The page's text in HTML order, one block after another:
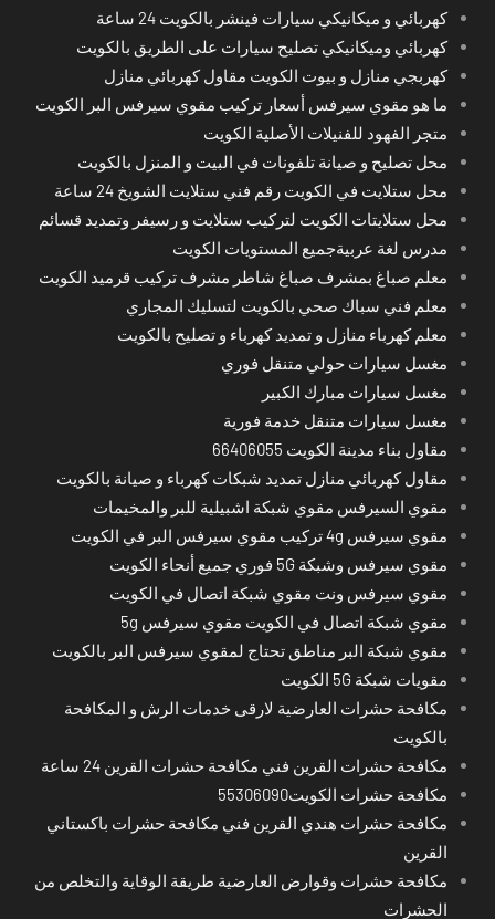
كهربائي و ميكانيكي سيارات فينشر بالكويت 24 ساعة
كهربائي وميكانيكي تصليح سيارات على الطريق بالكويت
كهربجي منازل و بيوت الكويت مقاول كهربائي منازل
ما هو مقوي سيرفس أسعار تركيب مقوي سيرفس البر الكويت
متجر الفهود للفنيلات الأصلية الكويت
محل تصليح و صيانة تلفونات في البيت و المنزل بالكويت
محل ستلايت في الكويت رقم فني ستلايت الشويخ 24 ساعة
محل ستلايتات الكويت لتركيب ستلايت و رسيفر وتمديد قسائم
مدرس لغة عربيةجميع المستويات الكويت
معلم صباغ بمشرف صباغ شاطر مشرف تركيب قرميد الكويت
معلم فني سباك صحي بالكويت لتسليك المجاري
معلم كهرباء منازل و تمديد كهرباء و تصليح بالكويت
مغسل سيارات حولي متنقل فوري
مغسل سيارات مبارك الكبير
مغسل سيارات متنقل خدمة فورية
مقاول بناء مدينة الكويت 66406055
مقاول كهربائي منازل تمديد شبكات كهرباء و صيانة بالكويت
مقوي السيرفس مقوي شبكة اشبيلية للبر والمخيمات
مقوي سيرفس 4g تركيب مقوي سيرفس البر في الكويت
مقوي سيرفس وشبكة 5G فوري جميع أنحاء الكويت
مقوي سيرفس ونت مقوي شبكة اتصال في الكويت
مقوي شبكة اتصال في الكويت مقوي سيرفس 5g
مقوي شبكة البر مناطق تحتاج لمقوي سيرفس البر بالكويت
مقويات شبكة 5G الكويت
مكافحة حشرات العارضية لارقى خدمات الرش و المكافحة
بالكويت
مكافحة حشرات القرين فني مكافحة حشرات القرين 24 ساعة
مكافحة حشرات الكويت55306090
مكافحة حشرات هندي القرين فني مكافحة حشرات باكستاني
القرين
مكافحة حشرات وقوارض العارضية طريقة الوقاية والتخلص من
الحشرات